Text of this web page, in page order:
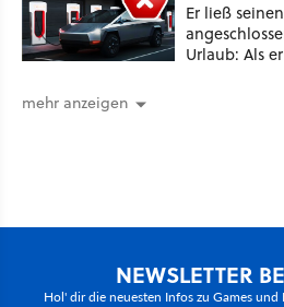
Er ließ
Urlaub: Als
mehr anzeigen
NEWSLETTER
Hol' dir die neuesten Infos zu Games